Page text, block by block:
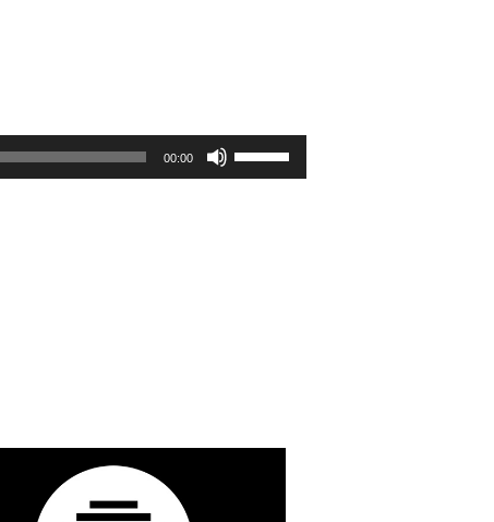
00:00
使用向上/向下鍵以提高或降低音量。